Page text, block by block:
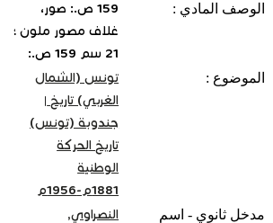
الوصف المادي :
159 ص.: صور،
غلاف مصور ملون ؛
21 سم 159 ص.:
الموضوع :
تونس (الشمال
الغربي) تاريخ |
جندوبة (تونس)
تاريخ الحركة
الوطنية
1881م-1956م
مدخل ثانوي - اسم
النصراوي,